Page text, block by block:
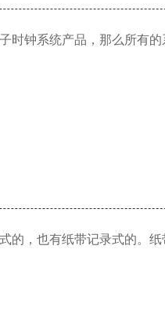
时钟系统产品，那么所有
的，也有纸带记录式的。